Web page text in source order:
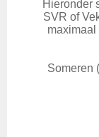
Hieronder
SVR of
maximaal
Someren